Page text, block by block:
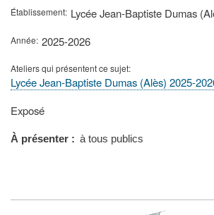
Établissement Lycée Jean-Baptiste Dumas
Année 2025-2026
Ateliers qui présentent ce sujet
Lycée Jean-Baptiste Dumas (Alès) 2025-
Type
présentation
Exposé
À présenter à tous publics